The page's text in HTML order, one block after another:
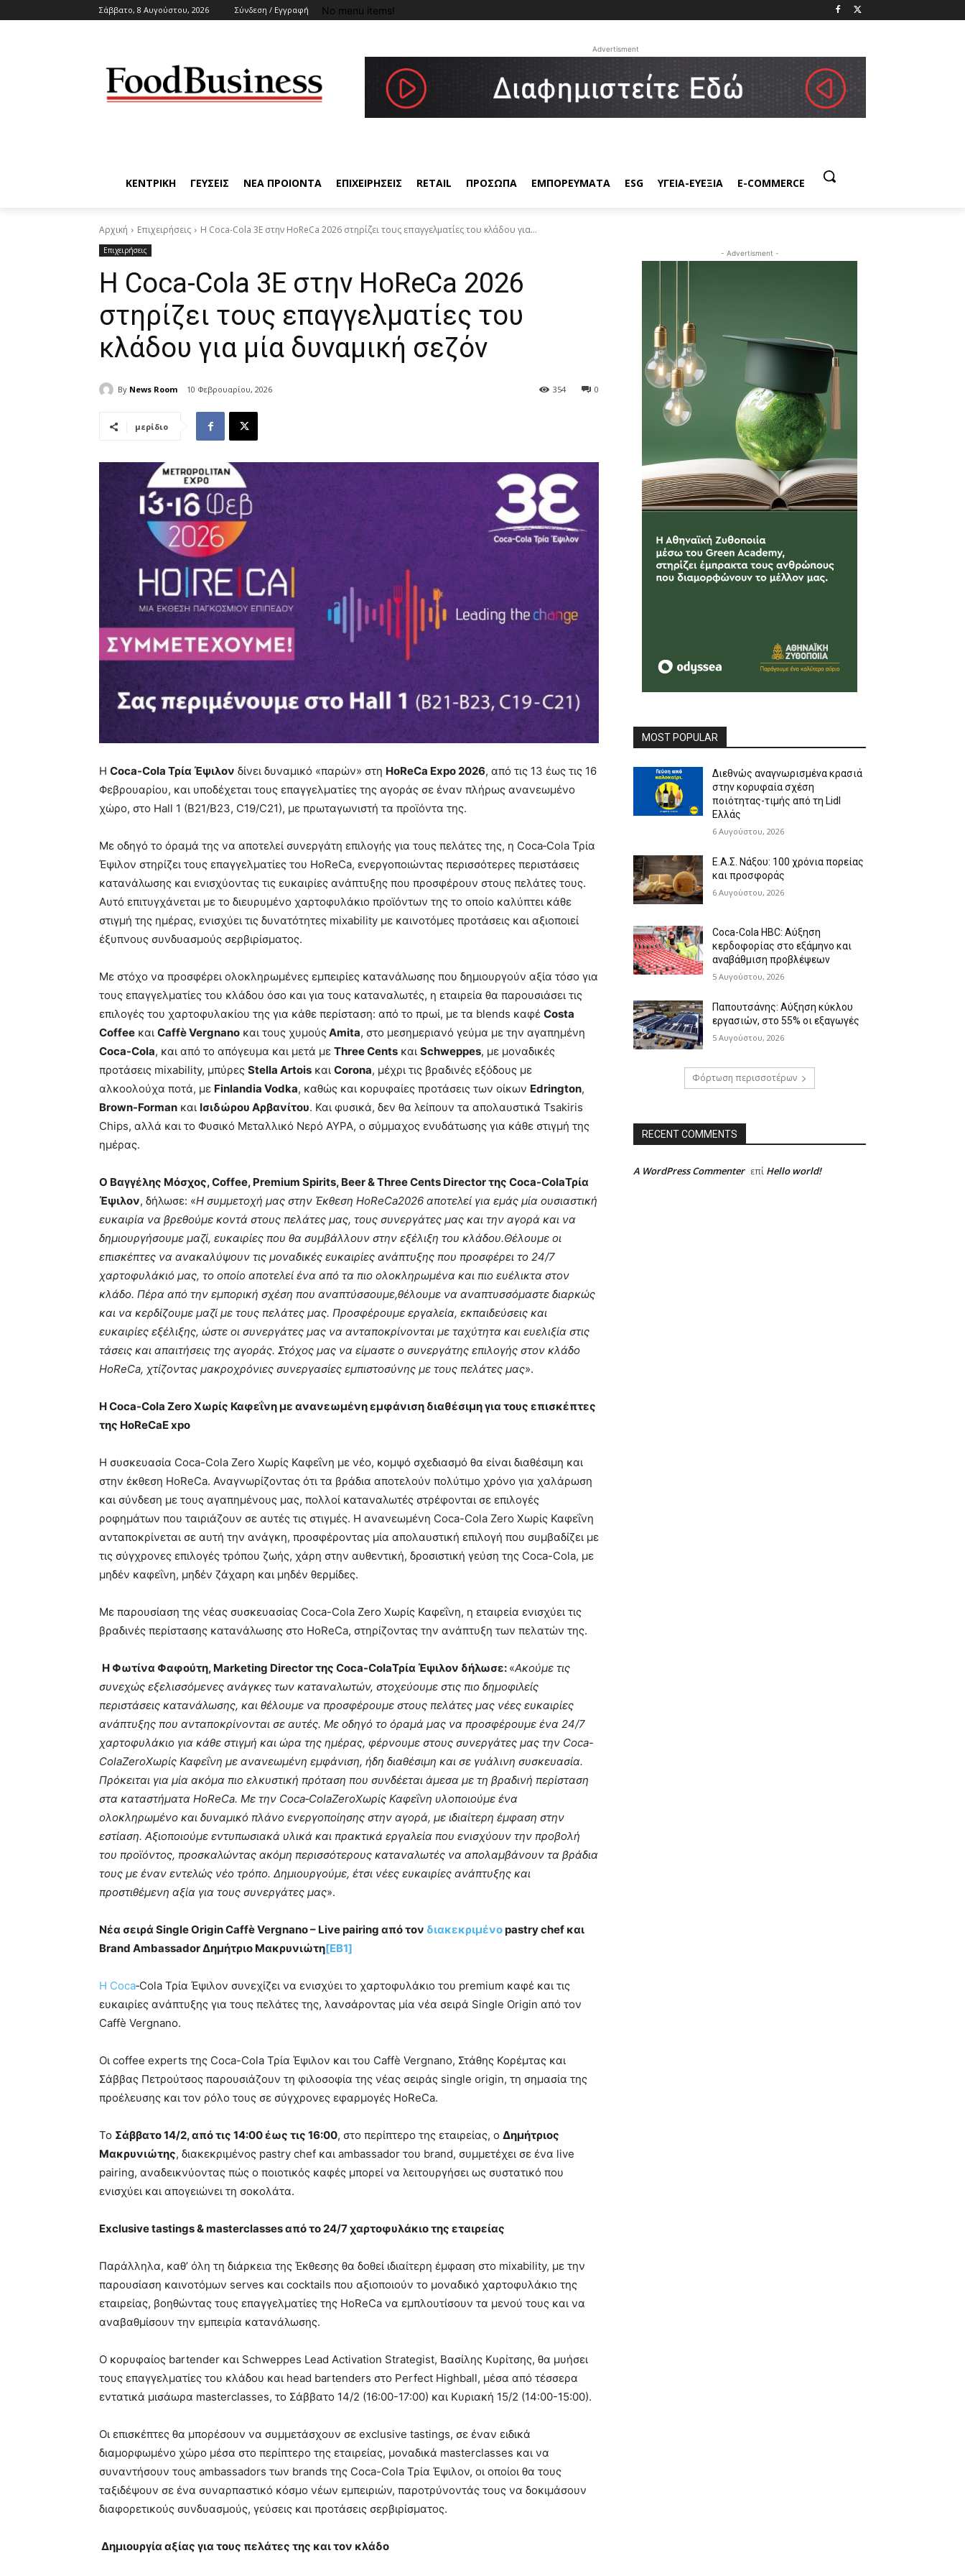
Σάββατο, 8 Αυγούστου, 2026 Σύνδεση / Εγγραφή No menu items!
Advertisment
ΚΕΝΤΡΙΚΗ ΓΕΥΣΕΙΣ ΝΕΑ ΠΡΟΙΟΝΤΑ ΕΠΙΧΕΙΡΗΣΕΙΣ RETAIL ΠΡΟΣΩΠΑ ΕΜΠΟΡΕΥΜΑΤΑ ESG ΥΓΕΙΑ-ΕΥΕΞΙΑ E-COMMERCE
Αρχική Επιχειρήσεις Η Coca-Cola 3E στην HoReCa 2026 στηρίζει τους επαγγελματίες του κλάδου για...
Επιχειρήσεις
Η Coca-Cola 3E στην HoReCa 2026
στηρίζει τους επαγγελματίες του
κλάδου για μία δυναμική σεζόν
By News Room 10 Φεβρουαρίου, 2026 0
354
μερίδιο
Η Coca-Cola Τρία Έψιλον δίνει δυναμικό «παρών» στη HoReCa Expo 2026, από τις 13 έως τις 16
Φεβρουαρίου, και υποδέχεται τους επαγγελματίες της αγοράς σε έναν πλήρως ανανεωμένο
χώρο, στο Hall 1 (B21/B23, C19/C21), με πρωταγωνιστή τα προϊόντα της.
Με οδηγό το όραμά της να αποτελεί συνεργάτη επιλογής για τους πελάτες της, η Coca‑Cola Τρία
Έψιλον στηρίζει τους επαγγελματίες του HoReCa, ενεργοποιώντας περισσότερες περιστάσεις
κατανάλωσης και ενισχύοντας τις ευκαιρίες ανάπτυξης που προσφέρουν στους πελάτες τους.
Αυτό επιτυγχάνεται με το διευρυμένο χαρτοφυλάκιο προϊόντων της το οποίο καλύπτει κάθε
στιγμή της ημέρας, ενισχύει τις δυνατότητες mixability με καινοτόμες προτάσεις και αξιοποιεί
έξυπνους συνδυασμούς σερβιρίσματος.
Με στόχο να προσφέρει ολοκληρωμένες εμπειρίες κατανάλωσης που δημιουργούν αξία τόσο για
τους επαγγελματίες του κλάδου όσο και για τους καταναλωτές, η εταιρεία θα παρουσιάσει τις
επιλογές του χαρτοφυλακίου της για κάθε περίσταση: από το πρωί, με τα blends καφέ Costa
Coffee και Caffè Vergnano και τους χυμούςAmita, στο μεσημεριανό γεύμα με την αγαπημένη
Coca-Cola, και από το απόγευμα και μετά με Three Cents και Schweppes, με μοναδικές
προτάσεις mixability, μπύρες Stella Artois και Corona, μέχρι τις βραδινές εξόδους με
αλκοολούχα ποτά, με Finlandia Vodka, καθώς και κορυφαίες προτάσεις των οίκων Edrington,
Brown-Forman και Ισιδώρου Αρβανίτου. Και φυσικά, δεν θα λείπουν τα απολαυστικά Tsakiris
Chips, αλλά και το Φυσικό Μεταλλικό Νερό ΑΥΡΑ, ο σύμμαχος ενυδάτωσης για κάθε στιγμή της
ημέρας.
Ο Βαγγέλης Μόσχος, Coffee, Premium Spirits, Beer & Three Cents Director της Coca-ColaΤρία
Έψιλον, δήλωσε: «Η συμμετοχή μας στην Έκθεση HoReCa2026 αποτελεί για εμάς μία ουσιαστική
ευκαιρία να βρεθούμε κοντά στους πελάτες μας, τους συνεργάτες μας και την αγορά και να
δημιουργήσουμε μαζί, ευκαιρίες που θα συμβάλλουν στην εξέλιξη του κλάδου.Θέλουμε οι
επισκέπτες να ανακαλύψουν τις μοναδικές ευκαιρίες ανάπτυξης που προσφέρει το 24/7
χαρτοφυλάκιό μας, το οποίο αποτελεί ένα από τα πιο ολοκληρωμένα και πιο ευέλικτα στον
κλάδο. Πέρα από την εμπορική σχέση που αναπτύσσουμε,θέλουμε να αναπτυσσόμαστε διαρκώς
και να κερδίζουμε μαζί με τους πελάτες μας. Προσφέρουμε εργαλεία, εκπαιδεύσεις και
ευκαιρίες εξέλιξης, ώστε οι συνεργάτες μας να ανταποκρίνονται με ταχύτητα και ευελιξία στις
τάσεις και απαιτήσεις της αγοράς. Στόχος μας να είμαστε ο συνεργάτης επιλογής στον κλάδο
HoReCa, χτίζοντας μακροχρόνιες συνεργασίες εμπιστοσύνης με τους πελάτες μας».
H Coca-Cola Zero Χωρίς Καφεΐνη με ανανεωμένη εμφάνιση διαθέσιμη για τους επισκέπτες
της HoReCaE xpo
H συσκευασία Coca-Cola Zero Χωρίς Καφεΐνη με νέο, κομψό σχεδιασμό θα είναι διαθέσιμη και
στην έκθεση HoReCa. Αναγνωρίζοντας ότι τα βράδια αποτελούν πολύτιμο χρόνο για χαλάρωση
και σύνδεση με τους αγαπημένους μας, πολλοί καταναλωτές στρέφονται σε επιλογές
ροφημάτων που ταιριάζουν σε αυτές τις στιγμές. Η ανανεωμένη Coca-Cola Zero Χωρίς Καφεΐνη
ανταποκρίνεται σε αυτή την ανάγκη, προσφέροντας μία απολαυστική επιλογή που συμβαδίζει με
τις σύγχρονες επιλογές τρόπου ζωής, χάρη στην αυθεντική, δροσιστική γεύση της Coca-Cola, με
μηδέν καφεΐνη, μηδέν ζάχαρη και μηδέν θερμίδες.
Με παρουσίαση της νέας συσκευασίας Coca-Cola Zero Χωρίς Καφεΐνη, η εταιρεία ενισχύει τις
βραδινές περίστασης κατανάλωσης στο HoReCa, στηρίζοντας την ανάπτυξη των πελατών της.
Η Φωτίνα Φαφούτη, Marketing Director της Coca-ColaΤρία Έψιλον δήλωσε: «Ακούμε τις
συνεχώς εξελισσόμενες ανάγκες των καταναλωτών, στοχεύουμε στις πιο δημοφιλείς
περιστάσεις κατανάλωσης, και θέλουμε να προσφέρουμε στους πελάτες μας νέες ευκαιρίες
ανάπτυξης που ανταποκρίνονται σε αυτές. Με οδηγό το όραμά μας να προσφέρουμε ένα 24/7
χαρτοφυλάκιο για κάθε στιγμή και ώρα της ημέρας, φέρνουμε στους συνεργάτες μας την Coca-
ColaZeroΧωρίς Καφεΐνη με ανανεωμένη εμφάνιση, ήδη διαθέσιμη και σε γυάλινη συσκευασία.
Πρόκειται για μία ακόμα πιο ελκυστική πρόταση που συνδέεται άμεσα με τη βραδινή περίσταση
στα καταστήματα HοReCa. Με την Coca‑ColaZeroΧωρίς Καφεΐνη υλοποιούμε ένα
ολοκληρωμένο και δυναμικό πλάνο ενεργοποίησης στην αγορά, με ιδιαίτερη έμφαση στην
εστίαση. Αξιοποιούμε εντυπωσιακά υλικά και πρακτικά εργαλεία που ενισχύουν την προβολή
του προϊόντος, προσκαλώντας ακόμη περισσότερους καταναλωτές να απολαμβάνουν τα βράδια
τους με έναν εντελώς νέο τρόπο. Δημιουργούμε, έτσι νέες ευκαιρίες ανάπτυξης και
προστιθέμενη αξία για τους συνεργάτες μας».
Nέα σειρά SingleOriginCaffèVergnano– Livepairing από τον διακεκριμένοpastrychef και
Brand AmbassadorΔημήτριο Μακρυνιώτη[EB1]
Η Coca‑Cola Τρία Έψιλον συνεχίζει να ενισχύει το χαρτοφυλάκιο του premium καφέ και τις
ευκαιρίες ανάπτυξης για τους πελάτες της, λανσάροντας μία νέα σειρά Single Origin από τον
Caffè Vergnano.
Οι coffee experts της Coca-Cola Τρία Έψιλον και του Caffè Vergnano, Στάθης Κορέμτας και
Σάββας Πετρούτσος παρουσιάζουν τη φιλοσοφία της νέας σειράς single origin, τη σημασία της
προέλευσης και τον ρόλο τους σε σύγχρονες εφαρμογές HoReCa.
Το Σάββατο 14/2, από τις 14:00 έως τις 16:00, στο περίπτερο της εταιρείας, ο Δημήτριος
Μακρυνιώτης, διακεκριμένος pastry chef και ambassador του brand, συμμετέχει σε ένα live
pairing, αναδεικνύοντας πώς ο ποιοτικός καφές μπορεί να λειτουργήσει ως συστατικό που
ενισχύει και απογειώνει τη σοκολάτα.
Exclusive tastings & masterclasses από το 24/7 χαρτοφυλάκιο της εταιρείας
Παράλληλα, καθ’ όλη τη διάρκεια της Έκθεσης θα δοθεί ιδιαίτερη έμφαση στο mixability, με την
παρουσίαση καινοτόμων serves και cocktails που αξιοποιούν το μοναδικό χαρτοφυλάκιο της
εταιρείας, βοηθώντας τους επαγγελματίες της HoReCa να εμπλουτίσουν τα μενού τους και να
αναβαθμίσουν την εμπειρία κατανάλωσης.
O κορυφαίος bartender και Schweppes Lead Activation Strategist, Βασίλης Κυρίτσης, θα μυήσει
τους επαγγελματίες του κλάδου και head bartenders στο Perfect Highball, μέσα από τέσσερα
εντατικά μισάωρα masterclasses, το Σάββατο 14/2 (16:00-17:00) και Κυριακή 15/2 (14:00-15:00).
Οι επισκέπτες θα μπορέσουν να συμμετάσχουν σε exclusive tastings, σε έναν ειδικά
διαμορφωμένο χώρο μέσα στο περίπτερο της εταιρείας, μοναδικά masterclasses και να
συναντήσουν τους ambassadors των brands της Coca-Cola Τρία Έψιλον, οι οποίοι θα τους
ταξιδέψουν σε ένα συναρπαστικό κόσμο νέων εμπειριών, παροτρύνοντάς τους να δοκιμάσουν
διαφορετικούς συνδυασμούς, γεύσεις και προτάσεις σερβιρίσματος.
Δημιουργία αξίας για τους πελάτες της και τον κλάδο
- Advertisment -
MOST POPULAR
Διεθνώς αναγνωρισμένα κρασιά
στην κορυφαία σχέση
ποιότητας-τιμής από τη Lidl
Ελλάς
6 Αυγούστου, 2026
Ε.Α.Σ. Νάξου: 100 χρόνια πορείας
και προσφοράς
6 Αυγούστου, 2026
Coca-Cola HBC: Αύξηση
κερδοφορίας στο εξάμηνο και
αναβάθμιση προβλέψεων
5 Αυγούστου, 2026
Παπουτσάνης: Αύξηση κύκλου
εργασιών, στο 55% οι εξαγωγές
5 Αυγούστου, 2026
Φόρτωση περισσοτέρων
RECENT COMMENTS
A WordPress Commenter επί Hello world!